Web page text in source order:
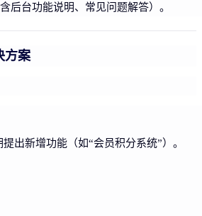
后台功能说明、常见问题解答）。
方案
出新增功能（如“会员积分系统”）。